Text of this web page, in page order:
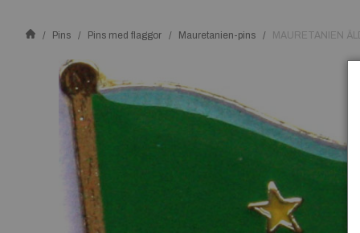
Pins Pins med flaggor Mauretanien-pins MAURETANIEN